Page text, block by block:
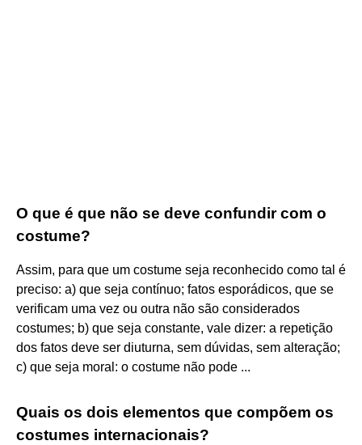
O que é que não se deve confundir com o
costume?
Assim, para que um costume seja reconhecido como tal é
preciso: a) que seja contínuo; fatos esporádicos, que se
verificam uma vez ou outra não são considerados
costumes; b) que seja constante, vale dizer: a repetição
dos fatos deve ser diuturna, sem dúvidas, sem alteração;
c) que seja moral: o costume não pode ...
Quais os dois elementos que compõem os
costumes internacionais?